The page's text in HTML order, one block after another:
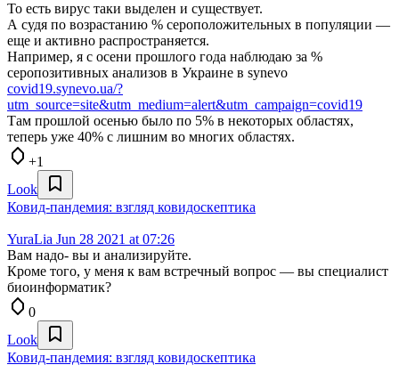
То есть вирус таки выделен и существует.
А судя по возрастанию % сероположительных в популяции —
еще и активно распространяется.
Например, я с осени прошлого года наблюдаю за %
серопозитивных анализов в Украине в synevo
covid19.synevo.ua/?
utm_source=site&utm_medium=alert&utm_campaign=covid19
Там прошлой осенью было по 5% в некоторых областях,
теперь уже 40% с лишним во многих областях.
+1
Look
Ковид-пандемия: взгляд ковидоскептика
YuraLia Jun 28 2021 at 07:26
Вам надо- вы и анализируйте.
Кроме того, у меня к вам встречный вопрос — вы специалист
биоинформатик?
0
Look
Ковид-пандемия: взгляд ковидоскептика